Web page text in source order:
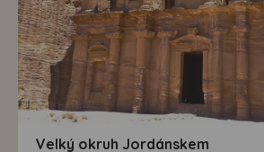
Velký okruh Jordánskem